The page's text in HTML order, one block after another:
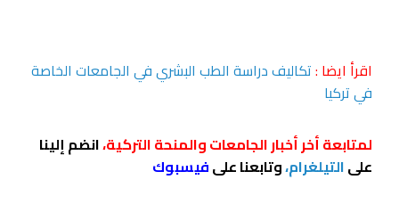
اقرأ ايضا :تكاليف دراسة الطب البشري في الجامعات الخاصة
في تركيا
لمتابعة أخر أخبار الجامعات والمنحة التركية،انضم إلينا
علىالتيلغرام،وتابعنا علىفيسبوك